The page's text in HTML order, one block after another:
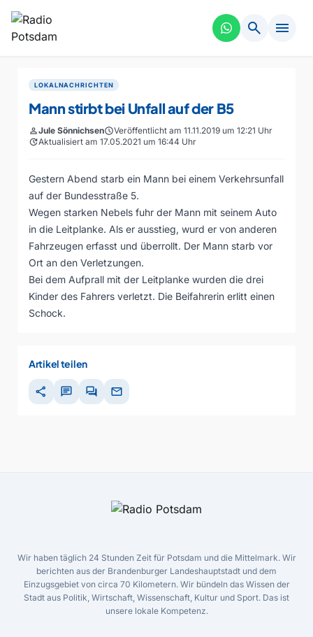
search menu
LOKALNACHRICHTEN
Mann stirbt bei Unfall auf der B5
personJule SönnichsenscheduleVeröffentlicht am 11.11.2019 um 12:21 Uhr
updateAktualisiert am 17.05.2021 um 16:44 Uhr
Gestern Abend starb ein Mann bei einem Verkehrsunfall
auf der Bundesstraße 5.
Wegen starken Nebels fuhr der Mann mit seinem Auto
in die Leitplanke. Als er ausstieg, wurd er von anderen
Fahrzeugen erfasst und überrollt. Der Mann starb vor
Ort an den Verletzungen.
Bei dem Aufprall mit der Leitplanke wurden die drei
Kinder des Fahrers verletzt. Die Beifahrerin erlitt einen
Schock.
Artikel teilen
share chat forum mail
Wir haben täglich 24 Stunden Zeit für Potsdam und die Mittelmark. Wir
berichten aus der Brandenburger Landeshauptstadt und dem
Einzugsgebiet von circa 70 Kilometern. Wir bündeln das Wissen der
Stadt aus Politik, Wirtschaft, Wissenschaft, Kultur und Sport. Das ist
unsere lokale Kompetenz.